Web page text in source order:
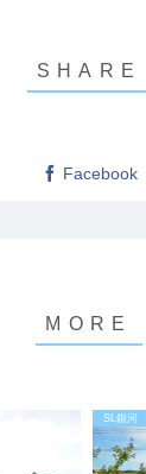
Facebook
SL銀河